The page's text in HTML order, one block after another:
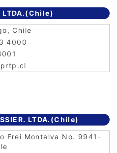
LTDA.(Chile)
Chile
4000
LTDA.(Chile)
Frei Montalva No. 9941-